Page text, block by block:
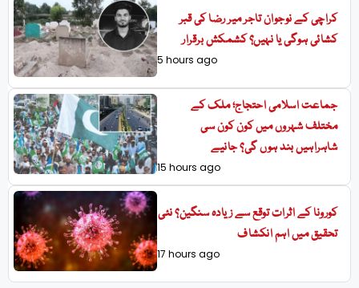
کراچی کے نوجوان تاجر میر رضا کی قبر
کشائی ہوگی یا نہیں؟ کشمکش برقرار
5 hours ago
جماعت اسلامی احتجاج؛ ملک کے
مختلف شہروں میں کون کون سی
شاہراہیں بند ہوں گی؟ جانیے
15 hours ago
کورونا کے اثرات توقع سے زیادہ سنگین؟ نئی
تحقیق میں اہم انکشاف
17 hours ago